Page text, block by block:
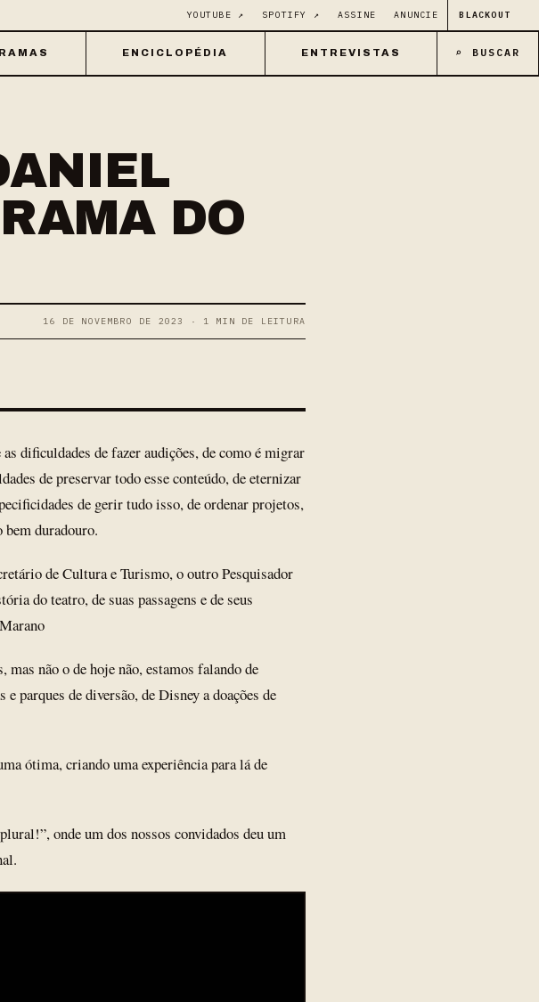
YOUTUBE ↗ SPOTIFY ↗ ASSINE ANUNCIE BLACKOUT
ENCICLOPÉDIA ENTREVISTAS ⌕ BUSCAR
DO
16 DE NOVEMBRO DE 2023 · 1 MIN DE LEITURA
dificuldades de fazer audições, de como é migrar
de preservar todo esse conteúdo, de eternizar
de gerir tudo isso, de ordenar projetos,
bem duradouro.
de Cultura e Turismo, o outro Pesquisador
do teatro, de suas passagens e de seus
não o de hoje não, estamos falando de
parques de diversão, de Disney a doações de
ótima, criando uma experiência para lá de
onde um dos nossos convidados deu um